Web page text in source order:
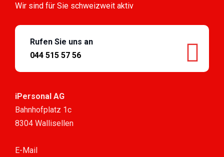
Wir sind für Sie schweizweit aktiv
Rufen Sie uns an
044 515 57 56
iPersonal AG
Bahnhofplatz 1c
8304 Wallisellen
E-Mail